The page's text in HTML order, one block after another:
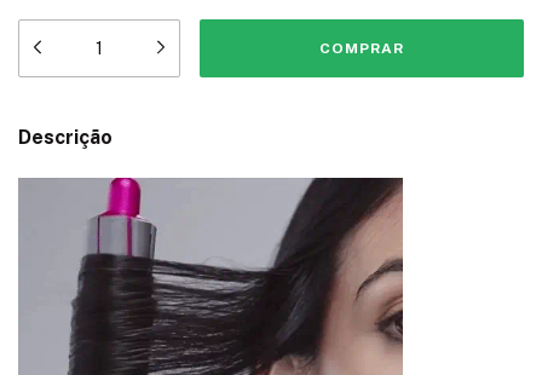
Descrição